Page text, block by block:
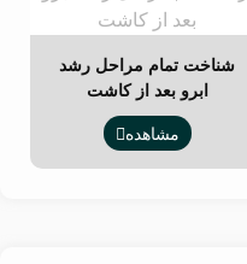
شناخت تمام مراحل رشد
ابرو بعد از کاشت
مشاهده